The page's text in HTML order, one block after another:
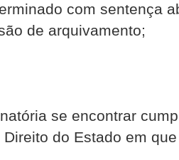
com sentença
de arquivamento;
se encontrar
do Estado em